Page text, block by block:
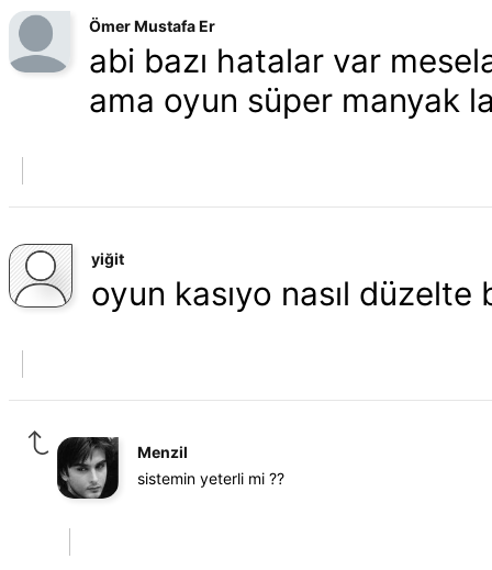
Ömer Mustafa Er
abi bazı hatalar var
ama oyun süper manyak
yiğit
oyun kasıyo nasıl düzelte
Menzil
sistemin yeterli mi ??